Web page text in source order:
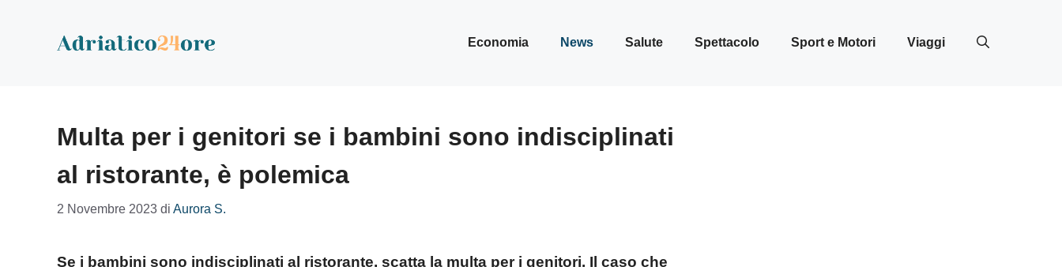
Economia News Salute Spettacolo Sport e Motori Viaggi
Multa per i genitori se i bambini sono indisciplinati
al ristorante, è polemica
2 Novembre 2023 di Aurora S.
Se i bambini sono indisciplinati al ristorante, scatta la multa per i genitori. Il caso che